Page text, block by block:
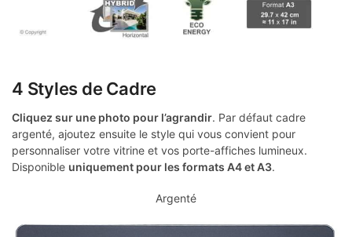
4 Styles de Cadre
Cliquez sur une photo pour l’agrandir. Par défaut cadre
argenté, ajoutez ensuite le style qui vous convient pour
personnaliser votre vitrine et vos porte-affiches lumineux.
Disponible uniquement pour les formats A4 et A3.
Argenté